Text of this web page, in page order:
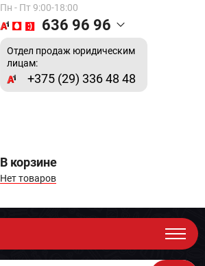
Пн - Пт 9:00-18:00
636 96 96
Отдел продаж юридическим
лицам:
+375 (29) 336 48 48
В корзине
Нет товаров